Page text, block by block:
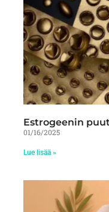
Estrogeenin
01/16/2025
Lue lisää »